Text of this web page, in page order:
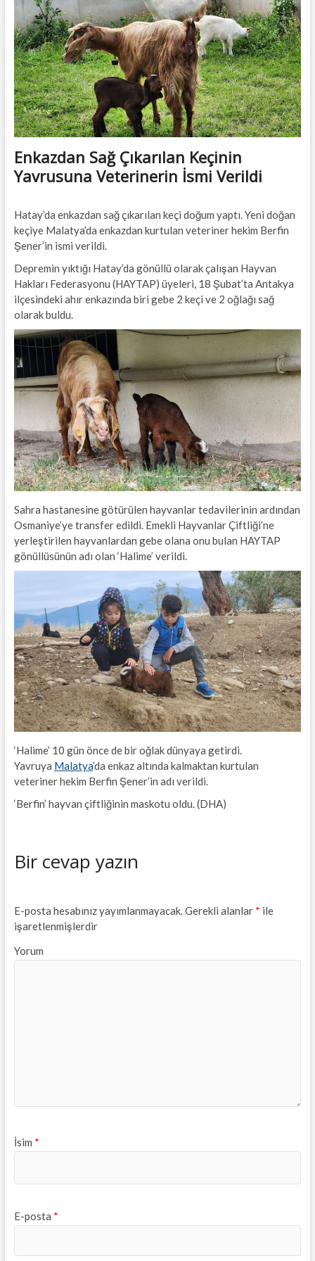
t
t
o
n
Enkazdan Sağ Çıkarılan Keçinin
Yavrusuna Veterinerin İsmi Verildi
Hatay’da enkazdan sağ çıkarılan keçi doğum yaptı. Yeni doğan
keçiye Malatya’da enkazdan kurtulan veteriner hekim Berfin
Şener’in ismi verildi.
Depremin yıktığı Hatay’da gönüllü olarak çalışan Hayvan
Hakları Federasyonu (HAYTAP) üyeleri, 18 Şubat’ta Antakya
ilçesindeki ahır enkazında biri gebe 2 keçi ve 2 oğlağı sağ
olarak buldu.
Sahra hastanesine götürülen hayvanlar tedavilerinin ardından
Osmaniye’ye transfer edildi. Emekli Hayvanlar Çiftliği’ne
yerleştirilen hayvanlardan gebe olana onu bulan HAYTAP
gönüllüsünün adı olan ‘Halime’ verildi.
‘Halime’ 10 gün önce de bir oğlak dünyaya getirdi.
Yavruya Malatya’da enkaz altında kalmaktan kurtulan
veteriner hekim Berfin Şener’in adı verildi.
‘Berfin’ hayvan çiftliğinin maskotu oldu. (DHA)
Bir cevap yazın
E-posta hesabınız yayımlanmayacak. Gerekli alanlar * ile
işaretlenmişlerdir
Yorum
İsim *
E-posta *